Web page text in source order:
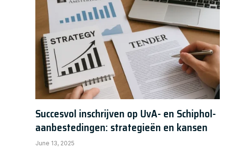
Succesvol inschrijven op UvA- en Schiphol-
aanbestedingen: strategieën en kansen
June 13, 2025